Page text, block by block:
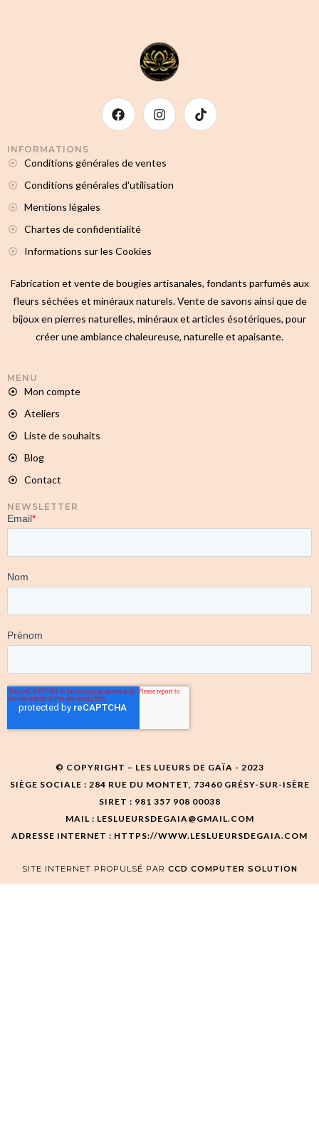
INFORMATIONS
Conditions générales de ventes
Conditions générales d'utilisation
Mentions légales
Chartes de confidentialité
Informations sur les Cookies
Fabrication et vente de bougies artisanales, fondants parfumés aux
fleurs séchées et minéraux naturels. Vente de savons ainsi que de
bijoux en pierres naturelles, minéraux et articles ésotériques, pour
créer une ambiance chaleureuse, naturelle et apaisante.
MENU
Mon compte
Ateliers
Liste de souhaits
Blog
Contact
NEWSLETTER
© COPYRIGHT – LES LUEURS DE GAÏA - 2023
SIÈGE SOCIALE : 284 RUE DU MONTET, 73460 GRÉSY-SUR-ISÈRE
SIRET : 981 357 908 00038
MAIL : LESLUEURSDEGAIA@GMAIL.COM
ADRESSE INTERNET : HTTPS://WWW.LESLUEURSDEGAIA.COM
SITE INTERNET PROPULSÉ PAR CCD COMPUTER SOLUTION